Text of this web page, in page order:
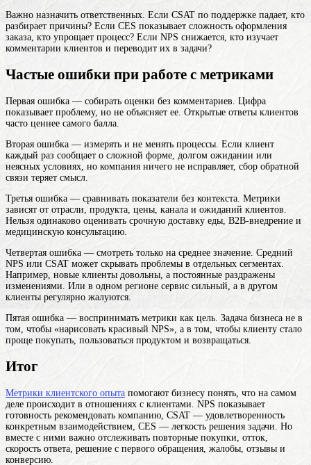
Важно назначить ответственных. Если CSAT по поддержке падает, кто
разбирает причины? Если CES показывает сложность оформления
заказа, кто упрощает процесс? Если NPS снижается, кто изучает
комментарии клиентов и переводит их в задачи?
Частые ошибки при работе с метриками
Первая ошибка — собирать оценки без комментариев. Цифра
показывает проблему, но не объясняет ее. Открытые ответы клиентов
часто ценнее самого балла.
Вторая ошибка — измерять и не менять процессы. Если клиент
каждый раз сообщает о сложной форме, долгом ожидании или
неясных условиях, но компания ничего не исправляет, сбор обратной
связи теряет смысл.
Третья ошибка — сравнивать показатели без контекста. Метрики
зависят от отрасли, продукта, цены, канала и ожиданий клиентов.
Нельзя одинаково оценивать срочную доставку еды, B2B-внедрение и
медицинскую консультацию.
Четвертая ошибка — смотреть только на среднее значение. Средний
NPS или CSAT может скрывать проблемы в отдельных сегментах.
Например, новые клиенты довольны, а постоянные раздражены
изменениями. Или в одном регионе сервис сильный, а в другом
клиенты регулярно жалуются.
Пятая ошибка — воспринимать метрики как цель. Задача бизнеса не в
том, чтобы «нарисовать красивый NPS», а в том, чтобы клиенту стало
проще покупать, пользоваться продуктом и возвращаться.
Итог
Метрики клиентского опыта помогают бизнесу понять, что на самом
деле происходит в отношениях с клиентами. NPS показывает
готовность рекомендовать компанию, CSAT — удовлетворенность
конкретным взаимодействием, CES — легкость решения задачи. Но
вместе с ними важно отслеживать повторные покупки, отток,
скорость ответа, решение с первого обращения, жалобы, отзывы и
конверсию.